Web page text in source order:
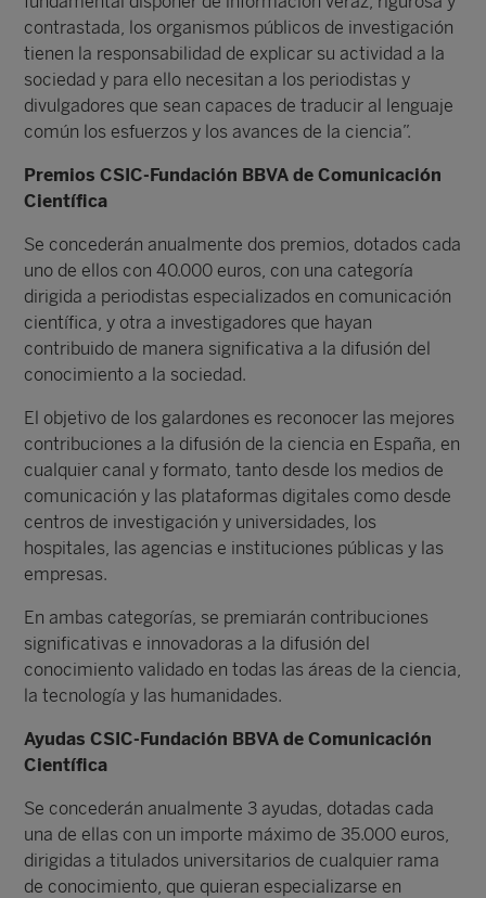
contrastada, los organismos públicos de investigación
tienen la responsabilidad de explicar su actividad a la
sociedad y para ello necesitan a los periodistas y
divulgadores que sean capaces de traducir al lenguaje
común los esfuerzos y los avances de la ciencia”.
Premios CSIC-Fundación BBVA de Comunicación
Científica
Se concederán anualmente dos premios, dotados cada
uno de ellos con 40.000 euros, con una categoría
dirigida a periodistas especializados en comunicación
científica, y otra a investigadores que hayan
contribuido de manera significativa a la difusión del
conocimiento a la sociedad.
El objetivo de los galardones es reconocer las mejores
contribuciones a la difusión de la ciencia en España, en
cualquier canal y formato, tanto desde los medios de
comunicación y las plataformas digitales como desde
centros de investigación y universidades, los
hospitales, las agencias e instituciones públicas y las
empresas.
En ambas categorías, se premiarán contribuciones
significativas e innovadoras a la difusión del
conocimiento validado en todas las áreas de la ciencia,
la tecnología y las humanidades.
Ayudas CSIC-Fundación BBVA de Comunicación
Científica
Se concederán anualmente 3 ayudas, dotadas cada
una de ellas con un importe máximo de 35.000 euros,
dirigidas a titulados universitarios de cualquier rama
de conocimiento, que quieran especializarse en